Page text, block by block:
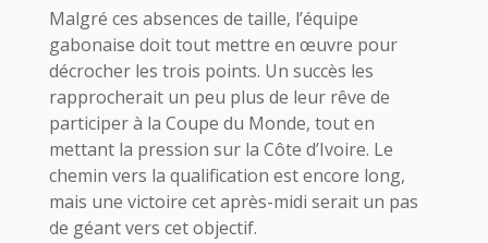
Malgré ces absences de taille, l’équipe
gabonaise doit tout mettre en œuvre pour
décrocher les trois points. Un succès les
rapprocherait un peu plus de leur rêve de
participer à la Coupe du Monde, tout en
mettant la pression sur la Côte d’Ivoire. Le
chemin vers la qualification est encore long,
mais une victoire cet après-midi serait un pas
de géant vers cet objectif.